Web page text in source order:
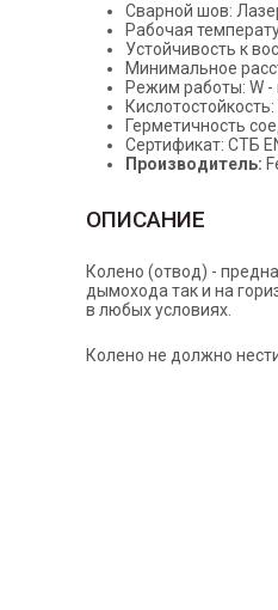
Сварной шов:
Рабочая
Устойчивость к
Минимальное
Режим работы: W -
Герметичность
Сертификат: СТБ
Производитель:
ОПИСАНИЕ
Колено (отвод) -
дымохода так и на
в любых условиях.
Колено не должно